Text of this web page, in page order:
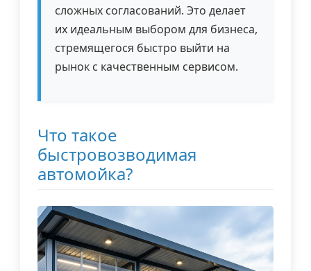
сложных согласований. Это делает
их идеальным выбором для бизнеса,
стремящегося быстро выйти на
рынок с качественным сервисом.
Что такое
быстровозводимая
автомойка?